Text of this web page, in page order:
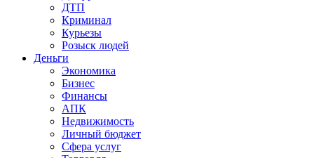
ДТП
Криминал
Курьезы
Розыск людей
Деньги
Экономика
Бизнес
Финансы
АПК
Недвижимость
Личный бюджет
Сфера услуг